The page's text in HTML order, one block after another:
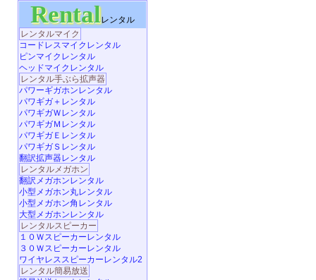
Rentalレンタル
レンタルマイク
コードレスマイクレンタル
ピンマイクレンタル
ヘッドマイクレンタル
レンタル手ぶら拡声器
パワーギガホンレンタル
パワギガ＋レンタル
パワギガＷレンタル
パワギガＭレンタル
パワギガＥレンタル
パワギガＳレンタル
翻訳拡声器レンタル
レンタルメガホン
翻訳メガホンレンタル
小型メガホン丸レンタル
小型メガホン角レンタル
大型メガホンレンタル
レンタルスピーカー
１０Ｗスピーカーレンタル
３０Ｗスピーカーレンタル
ワイヤレススピーカーレンタル2
レンタル簡易放送